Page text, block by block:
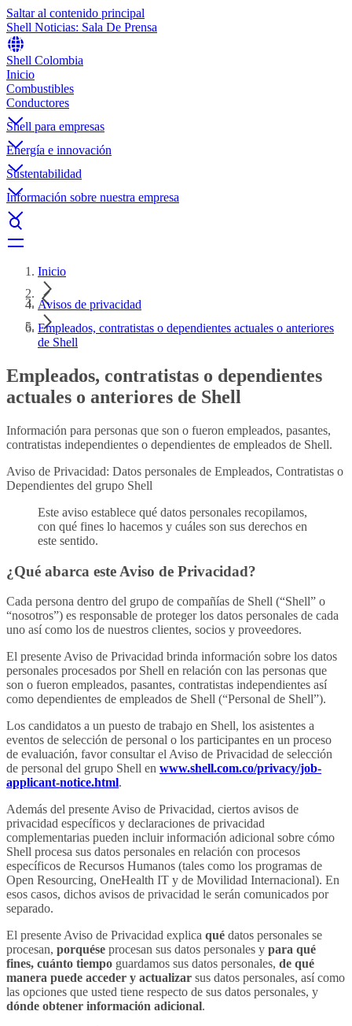
Saltar al contenido principal
Shell Noticias: Sala De Prensa
Shell Colombia
Inicio
Combustibles
Conductores
Shell para empresas
Energía e innovación
Sustentabilidad
Información sobre nuestra empresa
Inicio
Avisos de privacidad
Empleados, contratistas o dependientes actuales o anteriores
de Shell
Empleados, contratistas o dependientes
actuales o anteriores de Shell
Información para personas que son o fueron empleados, pasantes,
contratistas independientes o dependientes de empleados de Shell.
Aviso de Privacidad: Datos personales de Empleados, Contratistas o
Dependientes del grupo Shell
Este aviso establece qué datos personales recopilamos,
con qué fines lo hacemos y cuáles son sus derechos en
este sentido.
¿Qué abarca este Aviso de Privacidad?
Cada persona dentro del grupo de compañías de Shell (“Shell” o
“nosotros”) es responsable de proteger los datos personales de cada
uno así como los de nuestros clientes, socios y proveedores.
El presente Aviso de Privacidad brinda información sobre los datos
personales procesados por Shell en relación con las personas que
son o fueron empleados, pasantes, contratistas independientes así
como dependientes de empleados de Shell (“Personal de Shell”).
Los candidatos a un puesto de trabajo en Shell, los asistentes a
eventos de selección de personal o los participantes en un proceso
de evaluación, favor consultar el Aviso de Privacidad de selección
de personal del grupo Shell en www.shell.com.co/privacy/job-
applicant-notice.html.
Además del presente Aviso de Privacidad, ciertos avisos de
privacidad específicos y declaraciones de privacidad
complementarias pueden incluir información adicional sobre cómo
Shell procesa sus datos personales en relación con procesos
específicos de Recursos Humanos (tales como los programas de
Open Resourcing, OneHealth IT y de Movilidad Internacional). En
esos casos, dichos avisos de privacidad le serán comunicados por
separado.
El presente Aviso de Privacidad explica qué datos personales se
procesan, porquése procesan sus datos personales y para qué
fines, cuánto tiempo guardamos sus datos personales, de qué
manera puede acceder y actualizar sus datos personales, así como
las opciones que usted tiene respecto de sus datos personales, y
dónde obtener información adicional.